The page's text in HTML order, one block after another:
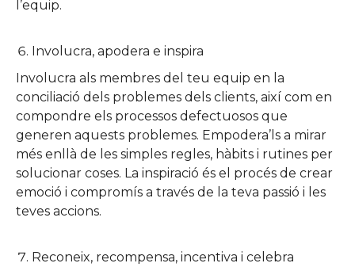
l’equip.
Involucra, apodera e inspira
Involucra als membres del teu equip en la
conciliació dels problemes dels clients, així com en
compondre els processos defectuosos que
generen aquests problemes. Empodera’ls a mirar
més enllà de les simples regles, hàbits i rutines per
solucionar coses. La inspiració és el procés de crear
emoció i compromís a través de la teva passió i les
teves accions.
Reconeix, recompensa, incentiva i celebra